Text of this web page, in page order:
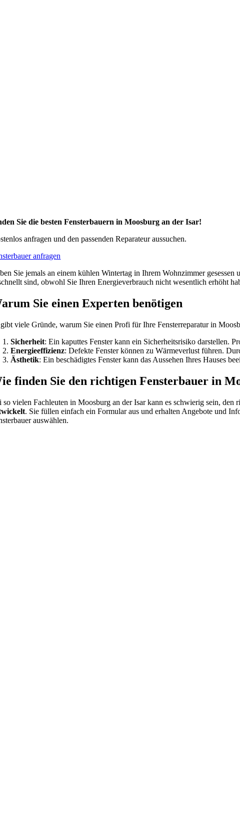
Sie die besten Fensterbauern in Moosburg an der Isar!
anfragen und den passenden Reparateur aussuchen.
anfragen
Sie jemals an einem kühlen Wintertag in Ihrem Wohnzimmer
sind, obwohl Sie Ihren Energieverbrauch nicht wesentlich erhöht
Sie einen Experten benötigen
viele Gründe, warum Sie einen Profi für Ihre Fensterreparatur in
Sicherheit: Ein kaputtes Fenster kann ein Sicherheitsrisiko darstellen.
Energieeffizienz: Defekte Fenster können zu Wärmeverlust führen.
Ästhetik: Ein beschädigtes Fenster kann das Aussehen Ihres Hauses
finden Sie den richtigen Fensterbauer in
so vielen Fachleuten in Moosburg an der Isar kann es schwierig sein,
. Sie füllen einfach ein Formular aus und erhalten Angebote und
auswählen.